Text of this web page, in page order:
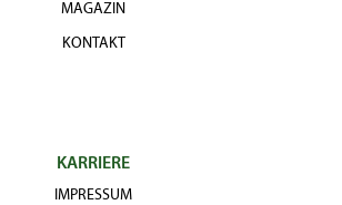
MAGAZIN
KONTAKT
KARRIERE
IMPRESSUM